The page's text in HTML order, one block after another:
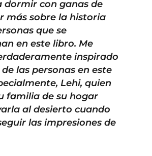
dormir con ganas de
más sobre la historia
que se
en este libro. Me
inspirado
las personas en este
Lehi, quien
familia de su hogar
al desierto cuando
las impresiones de